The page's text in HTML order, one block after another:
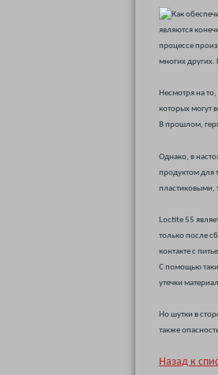
являются
процессе
многих других.
Несмотря на
которых могут
В прошлом,
Однако, в
продуктом для
пластиковыми,
Loctite 55
только после
контакте с
С помощью
утечки
Но шутки в
также
Назад к